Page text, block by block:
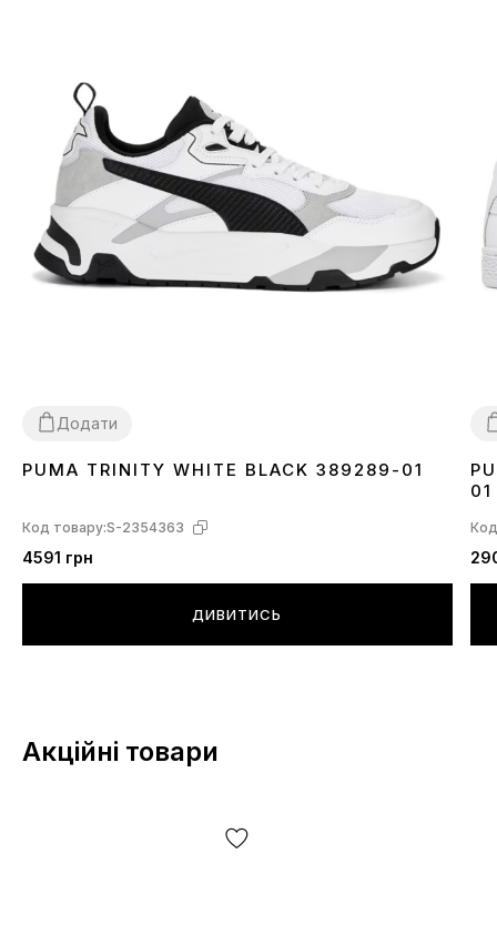
відводять вологу, зігрівають і захищають від вітру та
Додати
364242.54344 44.54546
PUMA TRINITY WHITE BLACK 389289-01
Код товару:S-2354363
4591 грн
ДИВИТИСЬ
01
Акційні товари